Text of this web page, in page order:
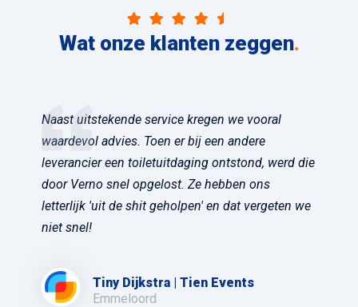
Wat onze klanten zeggen.
Naast uitstekende service kregen we vooral
waardevol advies. Toen er bij een andere
leverancier een toiletuitdaging ontstond, werd die
door Verno snel opgelost. Ze hebben ons
letterlijk 'uit de shit geholpen' en dat vergeten we
niet snel!
Tiny Dijkstra | Tien Events
Emmeloord